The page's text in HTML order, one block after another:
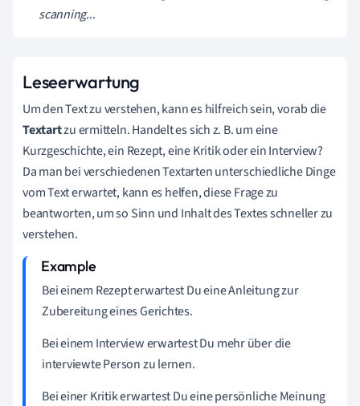
scanning...
Leseerwartung
Um den Text zu verstehen, kann es hilfreich sein, vorab die
Textartzu ermitteln. Handelt es sich z. B. um eine
Kurzgeschichte, ein Rezept, eine Kritik oder ein Interview?
Da man bei verschiedenen Textarten unterschiedliche Dinge
vom Text erwartet, kann es helfen, diese Frage zu
beantworten, um so Sinn und Inhalt des Textes schneller zu
verstehen.
Bei einem Rezept erwartest Du eine Anleitung zur
Zubereitung eines Gerichtes.
Bei einem Interview erwartest Du mehr über die
interviewte Person zu lernen.
Bei einer Kritik erwartest Du eine persönliche Meinung